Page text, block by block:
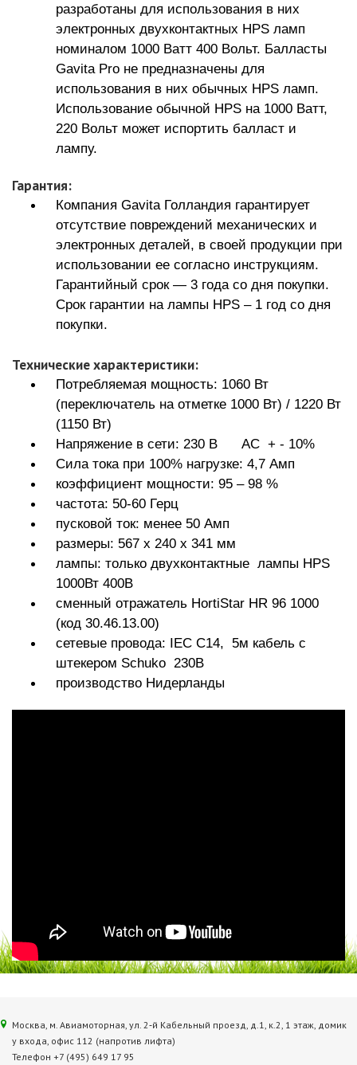
разработаны для использования в них
электронных двухконтактных HPS ламп
номиналом 1000 Ватт 400 Вольт. Балласты
Gavita Pro не предназначены для
использования в них обычных HPS ламп.
Использование обычной HPS на 1000 Ватт,
220 Вольт может испортить балласт и
лампу.
Гарантия:
Компания Gavita Голландия гарантирует
отсутствие повреждений механических и
электронных деталей, в своей продукции при
использовании ее согласно инструкциям.
Гарантийный срок — 3 года со дня покупки.
Срок гарантии на лампы HPS – 1 год со дня
покупки.
Технические характеристики:
Потребляемая мощность: 1060 Вт
(переключатель на отметке 1000 Вт) / 1220 Вт
(1150 Вт)
Напряжение в сети: 230 В АС + - 10%
Сила тока при 100% нагрузке: 4,7 Амп
коэффициент мощности: 95 – 98 %
частота: 50-60 Герц
пусковой ток: менее 50 Амп
размеры: 567 х 240 х 341 мм
лампы: только двухконтактные лампы HPS
1000Вт 400В
сменный отражатель HortiStar HR 96 1000
(код 30.46.13.00)
сетевые провода: IEC C14, 5м кабель с
штекером Schuko 230В
производство Нидерланды
Москва, м. Авиамоторная, ул. 2‑й Кабельный проезд, д.1, к.2, 1 этаж, домик
у входа, офис 112 (напротив лифта)
Телефон +7 (495) 649 17 95